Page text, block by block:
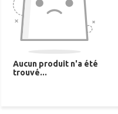
Aucun produit n'a été
trouvé...